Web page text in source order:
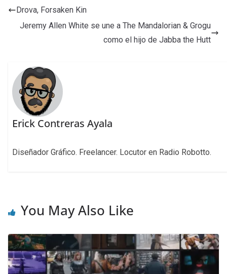
Drova, Forsaken Kin
Jeremy Allen White se une a The Mandalorian & Grogu
como el hijo de Jabba the Hutt
Erick Contreras Ayala
Diseñador Gráfico. Freelancer. Locutor en Radio Robotto.
You May Also Like